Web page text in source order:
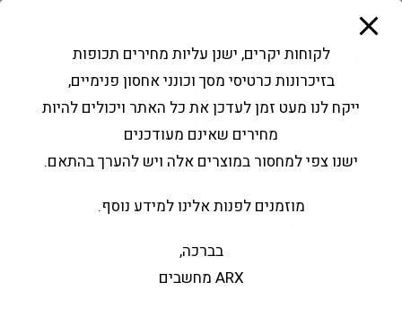
פתח סרגל נגישות
Products
search
החשבון שלי בקשה להצעה
לקוחות יקרים, ישנן עליות מחירים תכופות
בזיכרונות כרטיסי מסך וכונני אחסון פנימיים,
ייקח לנו מעט זמן לעדכן את כל האתר ויכולים להיות
מחירים שאינם מעודכנים
ישנו צפי למחסור במוצרים אלה ויש להערך בהתאם.
מוזמנים לפנות אלינו למידע נוסף.
בברכה,
ARX מחשבים